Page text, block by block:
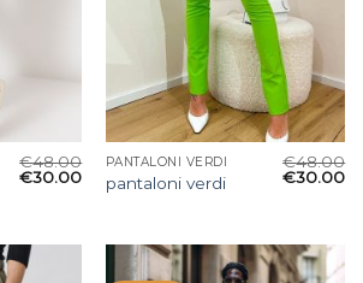
€48.00
€30.00
PANTALONI VERDI
pantaloni verdi
€48.00
€30.00